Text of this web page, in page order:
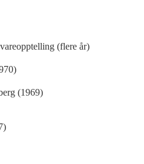
(flere år)
(1969)